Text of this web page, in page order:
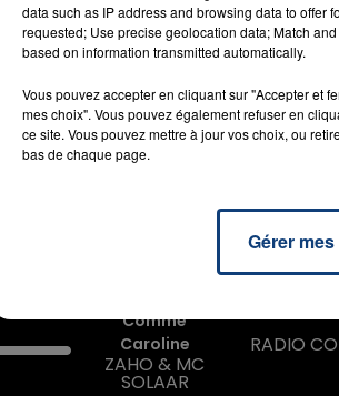
Contact FM sur
Comme
Caroline
ZAHO & MC
SOLAAR
RADIO
data such as IP address and browsing data to offer
requested; Use precise geolocation data; Match
based on information transmitted automatically.
Vous pouvez accepter en cliquant sur "Accepter et
mes choix". Vous pouvez également refuser en
ce site. Vous pouvez mettre à jour vos choix, ou
bas de chaque page.
Gérer